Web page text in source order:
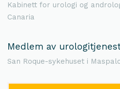
Kabinett for urologi og
Canaria
Medlem av
San Roque-sykehuset i